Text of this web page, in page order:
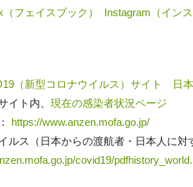
フェイスブック） Instagram（インス
（新型コロナウイルス）サイト
日
イト内、 現在の感染者状況ページ
https://www.anzen.mofa.go.jp/
ルス（日本からの渡航者・日本人に
covid19/